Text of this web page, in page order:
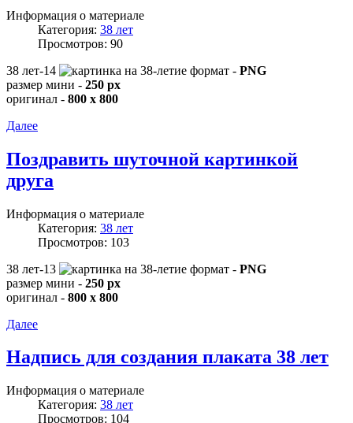
Информация о материале
Категория: 38 лет
Просмотров: 90
38 лет-14
формат - PNG
размер мини - 250 px
оригинал - 800 x 800
Далее
Поздравить шуточной картинкой
друга
Информация о материале
Категория: 38 лет
Просмотров: 103
38 лет-13
формат - PNG
размер мини - 250 px
оригинал - 800 x 800
Далее
Надпись для создания плаката 38 лет
Информация о материале
Категория: 38 лет
Просмотров: 104